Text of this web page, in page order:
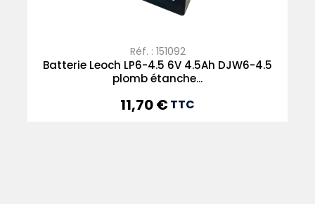
Réf. : 151092
Batterie Leoch LP6-4.5 6V 4.5Ah DJW6-4.5
plomb étanche...
Prix
11,70 €TTC